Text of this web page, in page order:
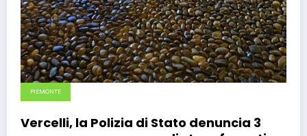
PIEMONTE
Vercelli, la Polizia di Stato denuncia 3